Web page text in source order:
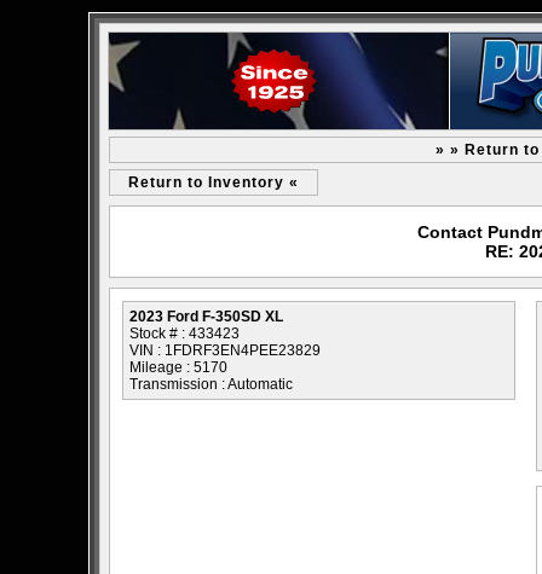
» » Return to
Return to Inventory «
Contact
RE:
2023 Ford F-350SD XL
Stock # : 433423
VIN : 1FDRF3EN4PEE23829
Mileage : 5170
Transmission : Automatic